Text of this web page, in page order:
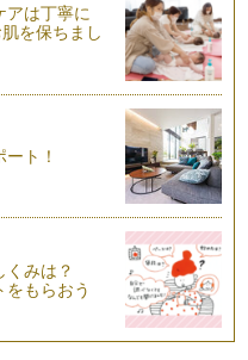
アは丁寧に
を保ちまし
ト！
みは？
もらおう